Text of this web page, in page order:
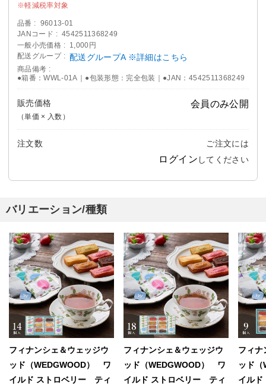
軽減税率対象
品番
96013-01
JANコード
4542511368249
一般小売価格
1,000円
配送グループ
配送グループA ※詳細はこちら
商品備考
●箱番：WWL-01A｜●包装形態：完全包装｜●JAN：4542511368249
販売価格
（単価 × 入数）
会員のみ公開
注文数 ご注文には
ログイン してください
バリエーション/種類
フィナンシェ＆ウェッジウ
ッド（WEDGWOOD） ワ
イルド ストロベリー ティ
フィナンシェ＆ウェッジウ
ッド（WEDGWOOD） ワ
イルド ストロベリー ティ
フィナ
ッド
イル